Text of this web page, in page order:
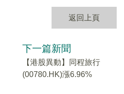
返回上頁
下一篇新聞
【港股異動】同程旅行
(00780.HK)漲6.96%